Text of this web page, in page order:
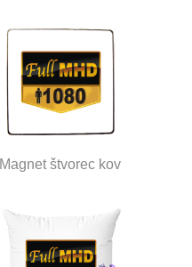
Magnet štvorec kov